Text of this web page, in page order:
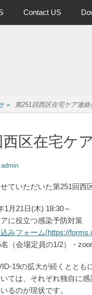
ューContact US
» 第251回西区在宅ケア連
区在宅ケ
admin
ていただいた第251回西
月21日(木) 18:30～
に役立つ感染予防対策
みフォーム(https://
（会場定員の1/2）・
19の拡大が続くととも
ては、それぞれ独自に
るのが現状です。